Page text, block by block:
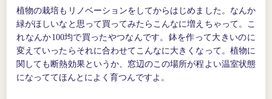
植物の栽培もリノベーションをしてからはじめました。なんか
緑がほしいなと思って買ってみたらこんなに増えちゃって。こ
れなんか100均で買ったやつなんです。鉢を作って大きいのに
変えていったらそれに合わせてこんなに大きくなって。植物に
関しても断熱効果というか、窓辺のこの場所が程よい温室状態
になっててほんとによく育つんですよ。